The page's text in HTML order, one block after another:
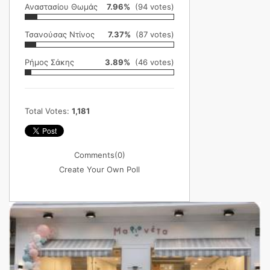
Αναστασίου Θωμάς 7.96% (94 votes)
Τσανούσας Ντίνος 7.37% (87 votes)
Ρήμος Σάκης 3.89% (46 votes)
Total Votes: 1,181
Comments(0)
Create Your Own Poll